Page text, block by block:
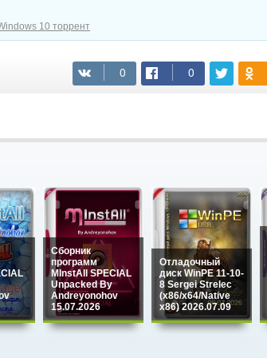
(cкачиваний: 491)
10 торрент
Сборник
программ
MInstAll SPECIAL
Unpacked By
Andreyonohov
15.07.2026
Отладочный
диск WinPE 11-10-
8 Sergei Strelec
(x86/x64/Native
x86) 2026.07.09